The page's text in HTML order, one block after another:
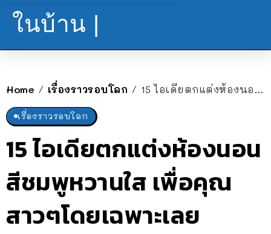
ในบ้าน |
Home / เรื่องราวรอบโลก / 15 ไอเดียตกแต่งห้องนอนสีชมพูหวานใส เพื่อคุณสาวๆโดยเฉพาะเลย
เรื่องราวรอบโลก
15 ไอเดียตกแต่งห้องนอน
สีชมพูหวานใส เพื่อคุณ
สาวๆโดยเฉพาะเลย